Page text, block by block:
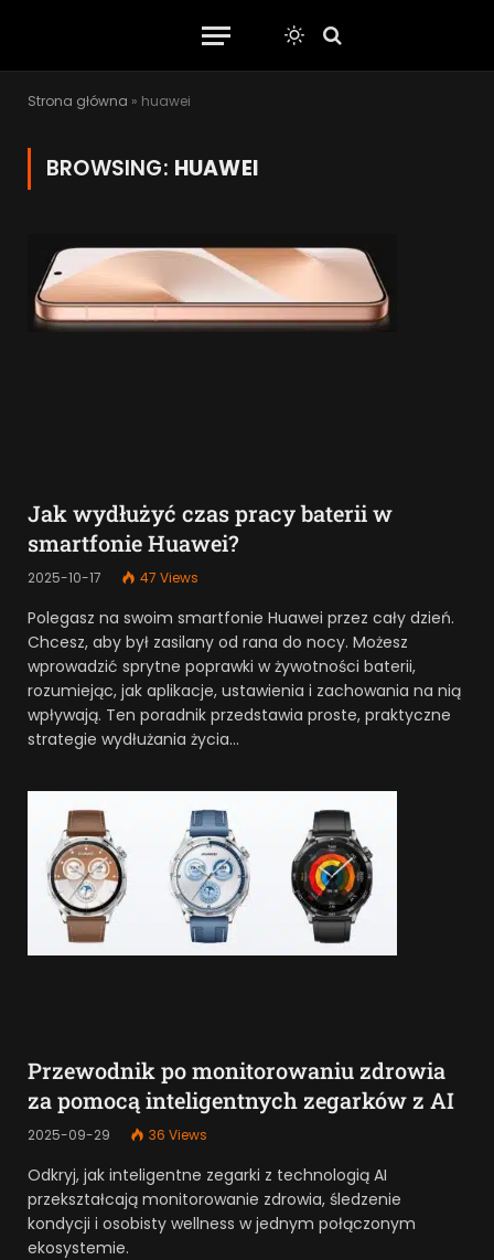
Strona główna » huawei
BROWSING: HUAWEI
Jak wydłużyć czas pracy baterii w
smartfonie Huawei?
2025-10-17 47 Views
Polegasz na swoim smartfonie Huawei przez cały dzień.
Chcesz, aby był zasilany od rana do nocy. Możesz
wprowadzić sprytne poprawki w żywotności baterii,
rozumiejąc, jak aplikacje, ustawienia i zachowania na nią
wpływają. Ten poradnik przedstawia proste, praktyczne
strategie wydłużania życia…
Przewodnik po monitorowaniu zdrowia
za pomocą inteligentnych zegarków z AI
2025-09-29 36 Views
Odkryj, jak inteligentne zegarki z technologią AI
przekształcają monitorowanie zdrowia, śledzenie
kondycji i osobisty wellness w jednym połączonym
ekosystemie.